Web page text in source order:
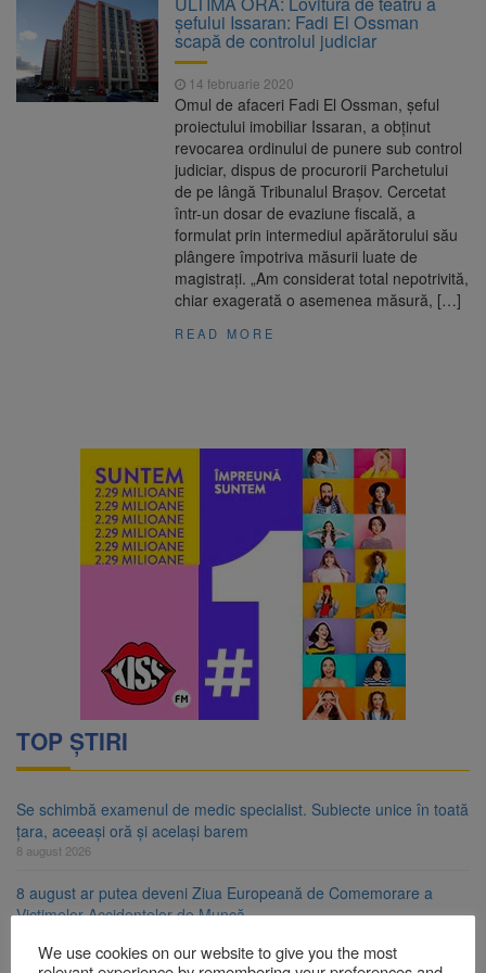
Nivelul Dunării a început să crească
8 august 2026
Asociația Română pentru
Iluminat cere reducerea luminii pe timpul
nopții, nu oprirea iluminatului public
7 august 2026
Trafic blocat pe DN1E Brașov
– Poiana Brașov după un accident. Două
persoane primesc îngrijiri medicale
Se schimbă examenul de
medic specialist. Subiecte unice în toată țara,
aceeași oră și același barem
șefului Issaran: Fadi El Ossman
scapă de controlul judiciar
14 februarie 2020
Omul de afaceri Fadi El Ossman, șeful
proiectului imobiliar Issaran, a obținut
revocarea ordinului de punere sub control
judiciar, dispus de procurorii Parchetului
de pe lângă Tribunalul Brașov. Cercetat
într-un dosar de evaziune fiscală, a
formulat prin intermediul apărătorului său
plângere împotriva măsurii luate de
magistrați. „Am considerat total nepotrivită,
chiar exagerată o asemenea măsură, […]
READ MORE
TOP ȘTIRI
Se schimbă examenul de medic specialist. Subiecte unice în toată
țara, aceeași oră și același barem
8 august 2026
8 august ar putea deveni Ziua Europeană de Comemorare a
Victimelor Accidentelor de Muncă
We use cookies on our website to give you the most